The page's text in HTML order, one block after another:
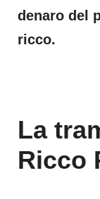
denaro del
ricco.
La
Ricco